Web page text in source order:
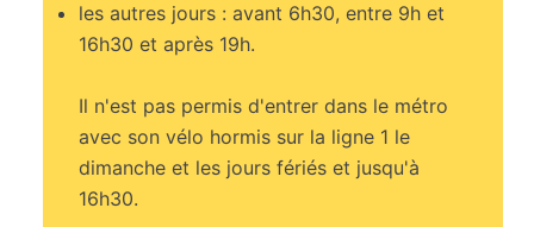
les autres jours : avant 6h30, entre 9h et
16h30 et après 19h.
Il n'est pas permis d'entrer dans le métro
avec son vélo hormis sur la ligne 1 le
dimanche et les jours fériés et jusqu'à
16h30.